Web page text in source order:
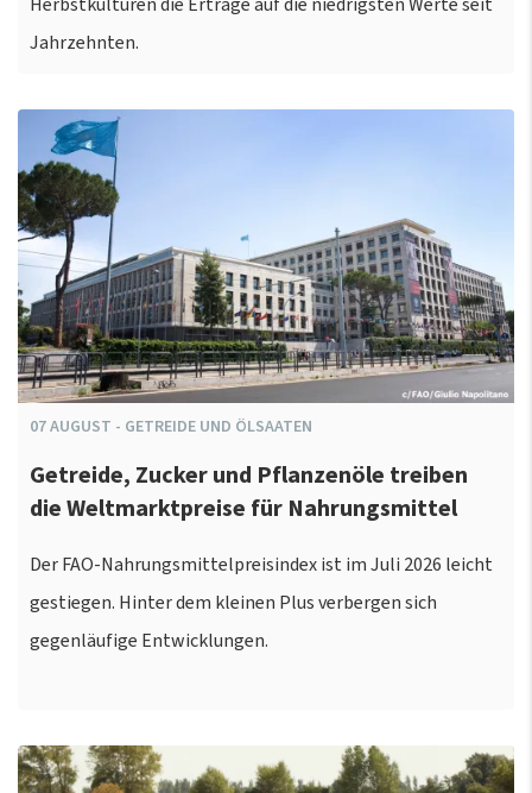
Jahrzehnten.
07AUGUST - GETREIDE UND ÖLSAATEN
Getreide, Zucker und Pflanzenöle treiben
die Weltmarktpreise für Nahrungsmittel
Der FAO-Nahrungsmittelpreisindex ist im Juli 2026 leicht
gestiegen. Hinter dem kleinen Plus verbergen sich
gegenläufige Entwicklungen.